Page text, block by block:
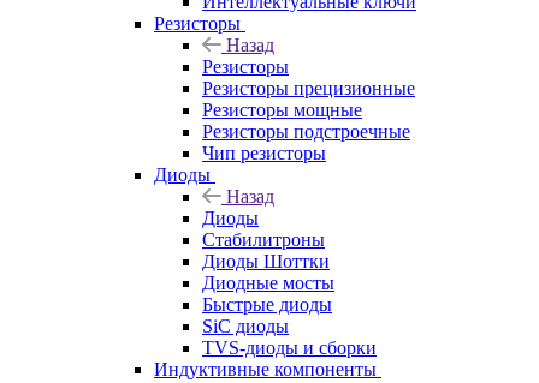
Резисторы
Назад
Резисторы
Резисторы прецизионные
Резисторы мощные
Резисторы подстроечные
Чип резисторы
Диоды
Назад
Диоды
Стабилитроны
Диоды Шоттки
Диодные мосты
Быстрые диоды
SiC диоды
TVS-диоды и сборки
Индуктивные компоненты